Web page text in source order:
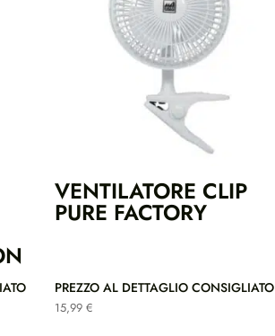
VENTILATORE CLIP
PURE FACTORY
PREZZO AL DETTAGLIO CONSIGLIATO
15,99 €